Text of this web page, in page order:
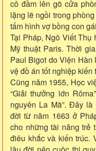
cô đầm lên gõ cửa
lặng lẽ ngồi trong
tấm hình vợ bồng con
Tại Pháp, Ngô Viết Thụ
Mỹ thuật Paris. Thời
Paul Bigot do Viện Hàn
vệ đồ án tốt nghiệp kiến
Cũng năm 1955, Học
“Giải thưởng lớn
nguyên La Mã”. Đây
đời từ năm 1663 ở
cho những tài năng trẻ
điêu khắc và kiến trúc.